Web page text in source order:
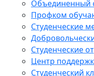
Объединенный
Профком
Студенческие
Студенческие
Центр
Студенческий